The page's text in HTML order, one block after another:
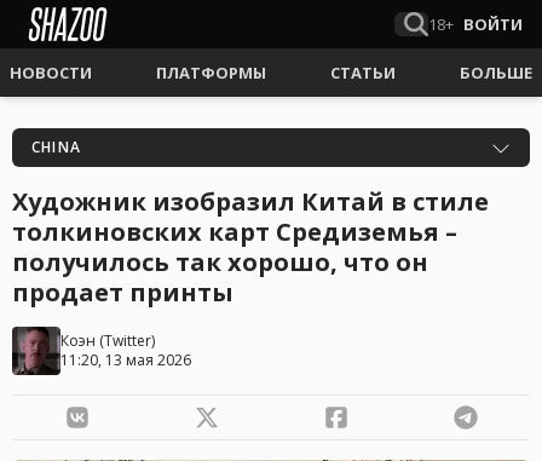
18+ ВОЙТИ
НОВОСТИ ПЛАТФОРМЫ СТАТЬИ БОЛЬШЕ
CHINA
Художник изобразил Китай в стиле
толкиновских карт Средиземья –
получилось так хорошо, что он
продает принты
Коэн (Twitter)
11:20, 13 мая 2026